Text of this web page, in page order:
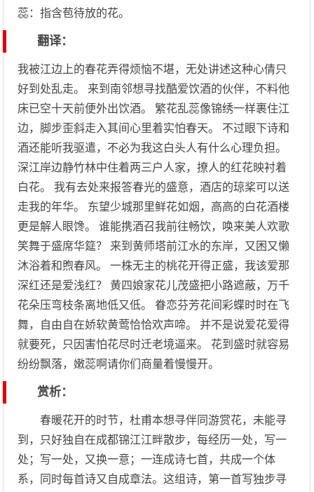
蕊：指含苞待放的花。
翻译：
我被江边上的春花弄得烦恼不堪，无处讲述这种心倩只
好到处乱走。 来到南邻想寻找酷爱饮酒的伙伴，不料他
床已空十天前便外出饮酒。 繁花乱蕊像锦绣一样裹住江
边，脚步歪斜走入其间心里着实怕春天。 不过眼下诗和
酒还能听我驱遣，不必为我这白头人有什么心理负担。
深江岸边静竹林中住着两三户人家，撩人的红花映衬着
白花。 我有去处来报答春光的盛意，酒店的琼桨可以送
走我的年华。 东望少城那里鲜花如烟，高高的白花酒楼
更是解人眼馋。 谁能携酒召我前往畅饮，唤来美人欢歌
笑舞于盛席华筵？ 来到黄师塔前江水的东岸，又困又懒
沐浴着和煦春风。 一株无主的桃花开得正盛，我该爱那
深红还是爱浅红？ 黄四娘家花儿茂盛把小路遮蔽，万千
花朵压弯枝条离地低又低。 眷恋芬芳花间彩蝶时时在飞
舞，自由自在娇软黄莺恰恰欢声啼。 并不是说爱花爱得
就要死，只因害怕花尽时迁老境逼来。 花到盛时就容易
纷纷飘落，嫩蕊啊请你们商量着慢慢开。
赏析：
春暖花开的时节，杜甫本想寻伴同游赏花，未能寻
到，只好独自在成都锦江江畔散步，每经历一处，写一
处；写一处，又换一意；一连成诗七首，共成一个体
系，同时每首诗又自成章法。这组诗，第一首写独步寻